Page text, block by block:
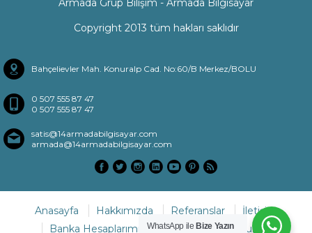
Armada Grup Bilişim - Armada Bilgisayar
Copyright 2013 tüm hakları saklıdır
Bahçelievler Mah. Konuralp Cad. No:60/B Merkez/BOLU
0 507 555 87 47
0 507 555 87 47
satis@14armadabilgisayar.com
armada@14armadabilgisayar.com
Anasayfa Hakkımızda Referanslar
İletişim
Banka Hesaplarımız
Sıkça Sorulan Sorular
WhatsApp ile Bize Yazın